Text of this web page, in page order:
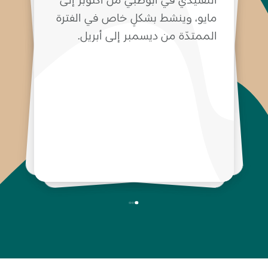
مقابل
200 درهم إماراتي.
مايو، وينشط بشكلٍ خاص في الفترة
الممتدّة من ديسمبر إلى أبريل.